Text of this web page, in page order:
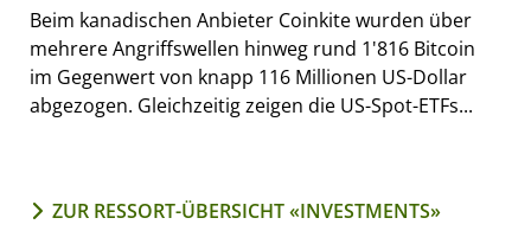
Beim kanadischen Anbieter Coinkite wurden über
mehrere Angriffswellen hinweg rund 1'816 Bitcoin
im Gegenwert von knapp 116 Millionen US-Dollar
abgezogen. Gleichzeitig zeigen die US-Spot-ETFs...
ZUR RESSORT-ÜBERSICHT «INVESTMENTS»